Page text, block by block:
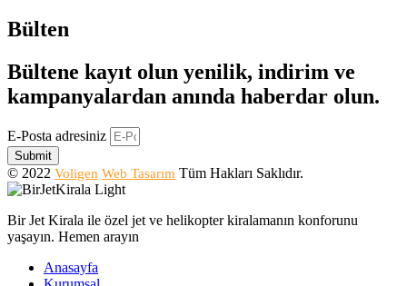
Bülten
Bültene kayıt olun yenilik, indirim ve
kampanyalardan anında haberdar olun.
E-Posta adresiniz
Submit
© 2022 Voligen Web Tasarım Tüm Hakları Saklıdır.
Bir Jet Kirala ile özel jet ve helikopter kiralamanın konforunu
yaşayın. Hemen arayın
Anasayfa